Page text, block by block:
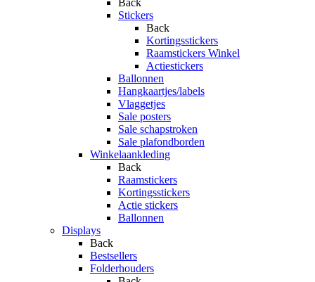
Back
Stickers
Back
Kortingsstickers
Raamstickers Winkel
Actiestickers
Ballonnen
Hangkaartjes/labels
Vlaggetjes
Sale posters
Sale schapstroken
Sale plafondborden
Winkelaankleding
Back
Raamstickers
Kortingsstickers
Actie stickers
Ballonnen
Displays
Back
Bestsellers
Folderhouders